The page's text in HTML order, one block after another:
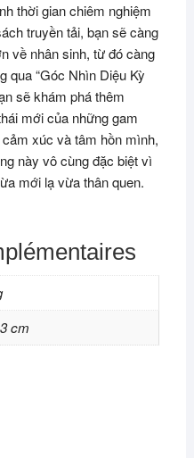
thời gian chiêm nghiệm
truyền tải, bạn sẽ càng
về nhân sinh, từ đó càng
qua “Góc Nhìn Diệu Kỳ
sẽ khám phá thêm
mới của những gam
xúc và tâm hồn mình,
này vô cùng đặc biệt vì
mới lạ vừa thân quen.
cm